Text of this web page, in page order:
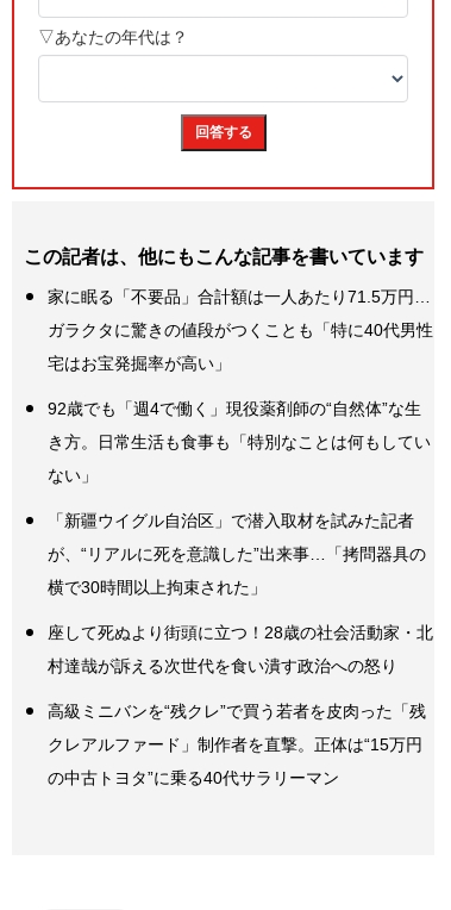
この記者は、他にもこんな記事を書いています
家に眠る「不要品」合計額は一人あたり71.5万円…
ガラクタに驚きの値段がつくことも「特に40代男性
宅はお宝発掘率が高い」
92歳でも「週4で働く」現役薬剤師の“自然体”な生
き方。日常生活も食事も「特別なことは何もしてい
ない」
「新疆ウイグル自治区」で潜入取材を試みた記者
が、“リアルに死を意識した”出来事…「拷問器具の
横で30時間以上拘束された」
座して死ぬより街頭に立つ！28歳の社会活動家・北
村達哉が訴える次世代を食い潰す政治への怒り
高級ミニバンを“残クレ”で買う若者を皮肉った「残
クレアルファード」制作者を直撃。正体は“15万円
の中古トヨタ”に乗る40代サラリーマン